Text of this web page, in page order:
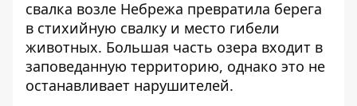
свалка возле Небрежа превратила берега
в стихийную свалку и место гибели
животных. Большая часть озера входит в
заповеданную территорию, однако это не
останавливает нарушителей.